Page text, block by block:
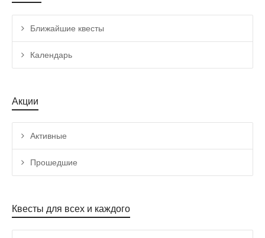
Ближайшие квесты
Календарь
Акции
Активные
Прошедшие
Квесты для всех и каждого